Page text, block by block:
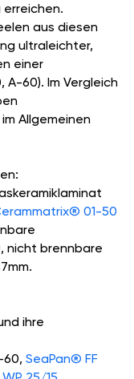
aus diesen
ultraleichter,
einer
A-60). Im Vergleich
Allgemeinen
01-50
, nicht brennbare
ihre
60, SeaPan® FF